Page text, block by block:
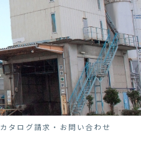
カタログ請求・お問い合わせ